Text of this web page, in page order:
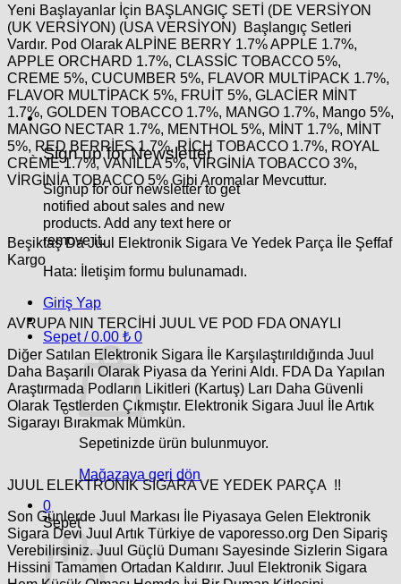
Sign up for Newsletter
Signup for our newsletter to get
notified about sales and new
products. Add any text here or
remove it.
Hata: İletişim formu bulunamadı.
Giriş Yap
Sepet /0.00 ₺ 0
Sepetinizde ürün bulunmuyor.
Mağazaya geri dön
0
Sepet
Yeni Başlayanlar İçin BAŞLANGIÇ SETİ (DE VERSİYON
(UK VERSİYON) (USA VERSİYON) Başlangıç Setleri
Vardır. Pod Olarak ALPİNE BERRY 1.7% APPLE 1.7%,
APPLE ORCHARD 1.7%, CLASSİC TOBACCO 5%,
CREME 5%, CUCUMBER 5%, FLAVOR MULTİPACK 1.7%,
FLAVOR MULTİPACK 5%, FRUİT 5%, GLACİER MİNT
1.7%, GOLDEN TOBACCO 1.7%, MANGO 1.7%, Mango 5%,
MANGO NECTAR 1.7%, MENTHOL 5%, MİNT 1.7%, MİNT
5%, RED BERRİES 1.7%, RİCH TOBACCO 1.7%, ROYAL
CRÈME 1.7%, VANİLLA 5%, VİRGİNİA TOBACCO 3%,
VİRGİNİA TOBACCO 5% Gibi Aromalar Mevcuttur.
Beşiktaş Da Juul Elektronik Sigara Ve Yedek Parça İle Şeffaf
Kargo
AVRUPA NIN TERCİHİ JUUL VE POD FDA ONAYLI
Diğer Satılan Elektronik Sigara İle Karşılaştırıldığında Juul
Daha Başarılı Olarak Piyasa da Yerini Aldı. FDA Da Yapılan
Araştırmada Podların Likitleri (Kartuş) Ları Daha Güvenli
Olarak Testlerden Çıkmıştır. Elektronik Sigara Juul İle Artık
Sigarayı Bırakmak Mümkün.
JUUL ELEKTRONİK SİGARA VE YEDEK PARÇA !!
Son Günlerde Juul Markası İle Piyasaya Gelen Elektronik
Sigara Devi Juul Artık Türkiye de vaporesso.org Den Sipariş
Verebilirsiniz. Juul Güçlü Dumanı Sayesinde Sizlerin Sigara
Hissini Tamamen Ortadan Kaldırır. Juul Elektronik Sigara